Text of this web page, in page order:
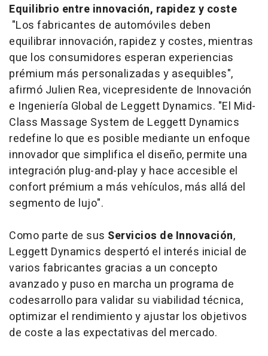
Equilibrio entre innovación, rapidez y coste
"Los fabricantes de automóviles deben
equilibrar innovación, rapidez y costes, mientras
que los consumidores esperan experiencias
prémium más personalizadas y asequibles",
afirmó Julien Rea, vicepresidente de Innovación
e Ingeniería Global de Leggett Dynamics. "El Mid-
Class Massage System de Leggett Dynamics
redefine lo que es posible mediante un enfoque
innovador que simplifica el diseño, permite una
integración plug-and-playy hace accesible el
confort prémium a más vehículos, más allá del
segmento de lujo".
Como parte de sus Servicios de Innovación,
Leggett Dynamics despertó el interés inicial de
varios fabricantes gracias a un concepto
avanzado y puso en marcha un programa de
codesarrollo para validar su viabilidad técnica,
optimizar el rendimiento y ajustar los objetivos
de coste a las expectativas del mercado.